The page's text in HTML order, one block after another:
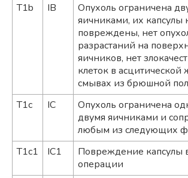
T1b
IB
Опухоль ограничена
яичниками, их капсулы
повреждены, нет
разрастаний на
яичников, нет
клеток в асцитической
смывах из брюшной
T1с
IС
Опухоль ограничена
двумя яичниками и
любым из следующих
Т1с1
IС1
Повреждение капсулы
операции